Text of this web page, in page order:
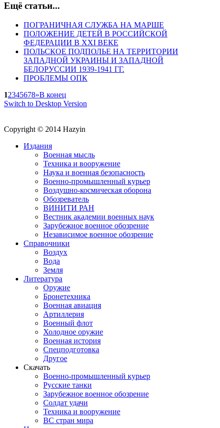
Ещё статьи...
ПОГРАНИЧНАЯ СЛУЖБА НА МАРШЕ
ПОЛОЖЕНИЕ ДЕТЕЙ В РОССИЙСКОЙ
ФЕДЕРАЦИИ В XXI ВЕКЕ
ПОЛЬСКОЕ ПОДПОЛЬЕ НА ТЕРРИТОРИИ
ЗАПАДНОЙ УКРАИНЫ И ЗАПАДНОЙ
БЕЛОРУССИИ 1939-1941 ГГ.
ПРОБЛЕМЫ ОПК
12345678»В конец
Switch to Desktop Version
Copyright © 2014 Hazyin
Издания
Военная мысль
Техника и вооружение
Наука и военная безопасность
Военно-промышленный курьер
Воздушно-космическая оборона
Обозреватель
ВИНИТИ РАН
Вестник академии военных наук
Зарубежное военное обозрение
Независимое военное обозрение
Справочники
Воздух
Вода
Земля
Литература
Оружие
Бронетехника
Военная авиация
Артиллерия
Военный флот
Холодное оружие
Военная история
Спецподготовка
Другое
Скачать
Военно-промышленный курьер
Русские танки
Зарубежное военное обозрение
Солдат удачи
Техника и вооружение
ВС стран мира